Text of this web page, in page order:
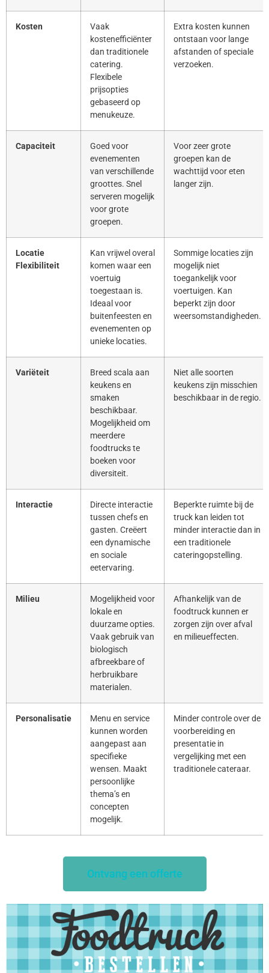
Kosten
Vaak
kostenefficiënter
dan traditionele
catering.
Flexibele
prijsopties
gebaseerd op
menukeuze.
Extra kosten kunnen
ontstaan voor lange
afstanden of speciale
verzoeken.
Capaciteit
Goed voor
evenementen
van verschillende
groottes. Snel
serveren mogelijk
voor grote
groepen.
Voor zeer grote
groepen kan de
wachttijd voor eten
langer zijn.
Locatie
Flexibiliteit
Kan vrijwel overal
komen waar een
voertuig
toegestaan is.
Ideaal voor
buitenfeesten en
evenementen op
unieke locaties.
Sommige locaties zijn
mogelijk niet
toegankelijk voor
voertuigen. Kan
beperkt zijn door
weersomstandigheden.
Variëteit
Breed scala aan
keukens en
smaken
beschikbaar.
Mogelijkheid om
meerdere
foodtrucks te
boeken voor
diversiteit.
Niet alle soorten
keukens zijn misschien
beschikbaar in de regio.
Interactie
Directe interactie
tussen chefs en
gasten. Creëert
een dynamische
en sociale
eetervaring.
Beperkte ruimte bij de
truck kan leiden tot
minder interactie dan in
een traditionele
cateringopstelling.
Milieu
Mogelijkheid voor
lokale en
duurzame opties.
Vaak gebruik van
biologisch
afbreekbare of
herbruikbare
materialen.
Afhankelijk van de
foodtruck kunnen er
zorgen zijn over afval
en milieueffecten.
Personalisatie
Menu en service
kunnen worden
aangepast aan
specifieke
wensen. Maakt
persoonlijke
thema’s en
concepten
mogelijk.
Minder controle over de
voorbereiding en
presentatie in
vergelijking met een
traditionele cateraar.
Ontvang een offerte